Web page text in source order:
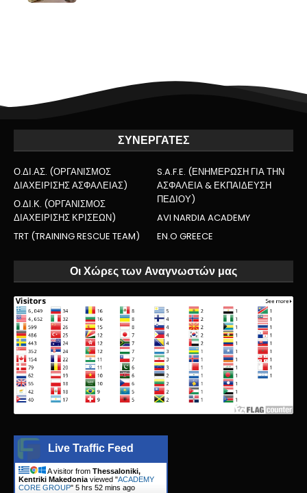
ΣΥΝΕΡΓΑΤΕΣ
Ο.ΔΙ.ΑΣ. (ΟΡΓΑΝΙΣΜΟΣ
ΔΙΑΧΕΙΡΙΣΗΣ ΑΣΦΑΛΕΙΑΣ)
S.A.F.E. (ΕΝΗΜΕΡΩΣΗ ΓΙΑ ΤΗΝ
ΑΣΦΑΛΕΙΑ & ΕΚΠΑΙΔΕΥΣΗ
ΠΕΔΙΟΥ)
Ο.ΔΙ.Κ. (ΟΡΓΑΝΙΣΜΟΣ
ΔΙΑΧΕΙΡΙΣΗΣ ΚΡΙΣΕΩΝ)
AVI NARDIA ACADEMY
TRT (TRAINING RESCUE TEAM)
EN.O GREECE
Οι Χώρες των Αναγνωστών μας
Live Traffic Feed
A visitor from Thessaloniki,
Kentriki Makedonia viewed "ACADEMY
CORE GROUP" 5 hrs 52 mins ago